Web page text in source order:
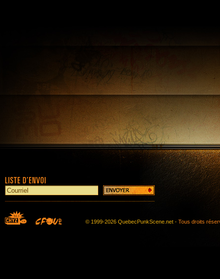
© 1999-2026 QuebecPunkScene.net - Tous droits